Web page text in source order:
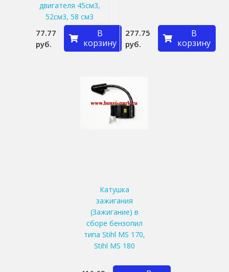
двигателя 45см3,
52см3, 58 см3
77.77
руб.
В
корзину
277.75
руб.
В
корзину
Катушка
зажигания
(Зажигание) в
сборе бензопил
типа Stihl MS 170,
Stihl MS 180